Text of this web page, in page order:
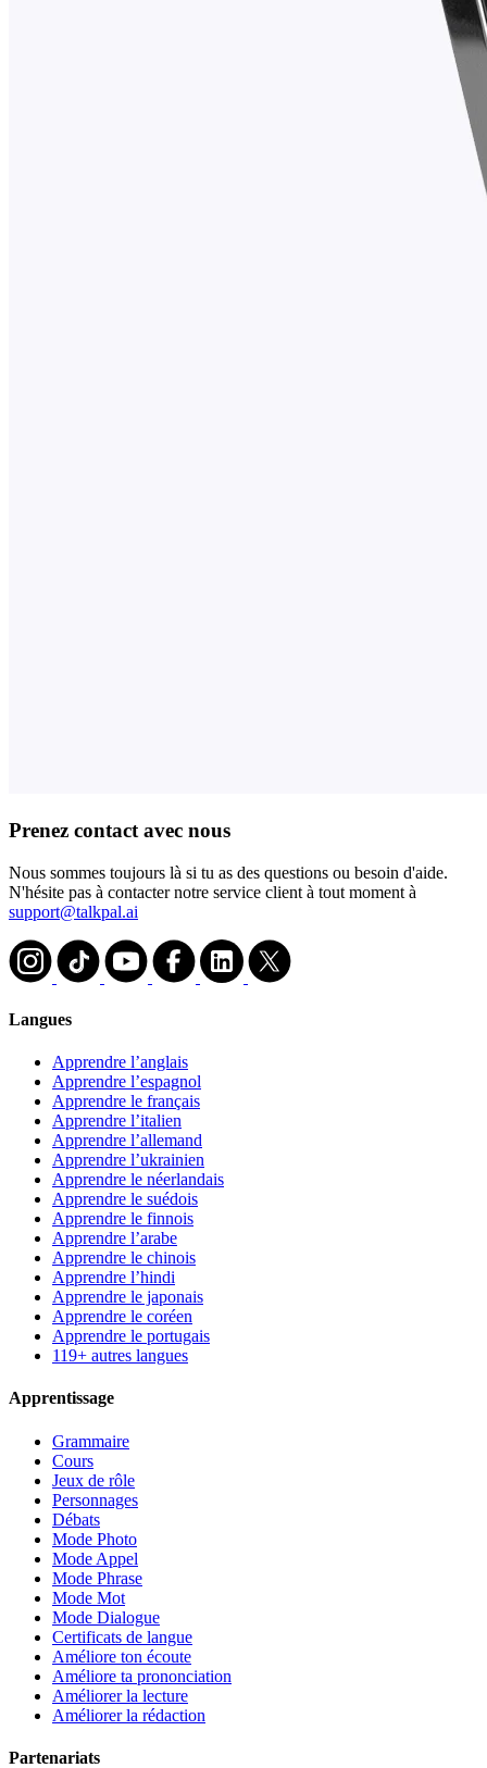
Prenez contact avec nous
Nous sommes toujours là si tu as des questions ou besoin d'aide.
N'hésite pas à contacter notre service client à tout moment à
support@talkpal.ai
Langues
Apprendre l’anglais
Apprendre l’espagnol
Apprendre le français
Apprendre l’italien
Apprendre l’allemand
Apprendre l’ukrainien
Apprendre le néerlandais
Apprendre le suédois
Apprendre le finnois
Apprendre l’arabe
Apprendre le chinois
Apprendre l’hindi
Apprendre le japonais
Apprendre le coréen
Apprendre le portugais
119+ autres langues
Apprentissage
Grammaire
Cours
Jeux de rôle
Personnages
Débats
Mode Photo
Mode Appel
Mode Phrase
Mode Mot
Mode Dialogue
Certificats de langue
Améliore ton écoute
Améliore ta prononciation
Améliorer la lecture
Améliorer la rédaction
Partenariats